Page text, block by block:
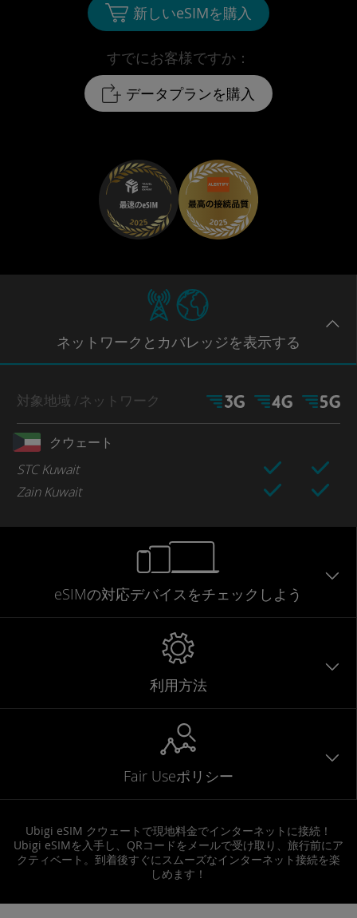
すでにお客様ですか：
データプランを購入
新しいeSIMを購入
ネットワークとカバレッジを表示する
対象地域 /ネットワーク
クウェート
STC Kuwait
Zain Kuwait
eSIMの対応デバイスをチェックしよう
利用方法
Fair Useポリシー
Ubigi eSIM クウェートで現地料金でインターネットに接続！
Ubigi eSIMを入手し、QRコードをメールで受け取り、旅行前にア
クティベート。到着後すぐにスムーズなインターネット接続を楽
しめます！